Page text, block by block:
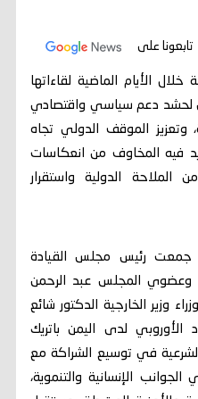
تابعونا على
الأيام الماضية لقاءاتها
لحشد دعم سياسي واقتصادي
وتعزيز الموقف الدولي تجاه
فيه المخاوف من انعكاسات
الملاحة الدولية واستقرار
جمعت رئيس مجلس القيادة
وعضوي المجلس عبد الرحمن
وزير الخارجية الدكتور شائع
الأوروبي لدى اليمن باتريك
في توسيع الشراكة مع
الإنسانية والتنموية،